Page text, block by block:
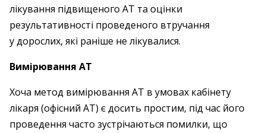
лікування підвищеного АТ та оцінки
результативності проведеного втручання
у дорослих, які раніше не лікувалися.
Вимірювання АТ
Хоча метод вимірювання АТ в умовах кабінету
лікаря (офісний АТ) є досить простим, під час його
проведення часто зустрічаються помилки, що